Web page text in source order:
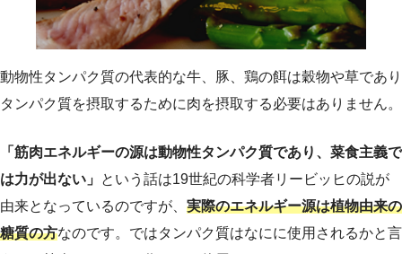
動物性タンパク質の代表的な牛、豚、鶏の餌は穀物や草であり
タンパク質を摂取するために肉を摂取する必要はありません。
「筋肉エネルギーの源は動物性タンパク質であり、菜食主義で
は力が出ない」 という話は19世紀の科学者リービッヒの説が
由来となっているのですが、 実際のエネルギー源は植物由来の
糖質の方なのです。ではタンパク質はなにに使用されるかと言